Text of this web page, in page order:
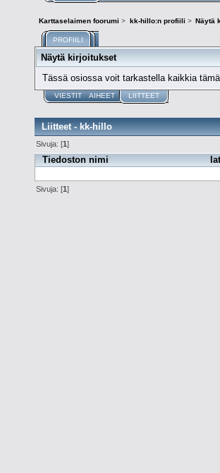
Karttaselaimen foorumi > kk-hillo:n profiili > Näytä
PROFIILI
Näytä kirjoitukset
Tässä osiossa voit tarkastella kaikkia
VIESTIT AIHEET LIITTEET
Liitteet - kk-hillo
Sivuja: [1]
Tiedoston nimi
Sivuja: [1]